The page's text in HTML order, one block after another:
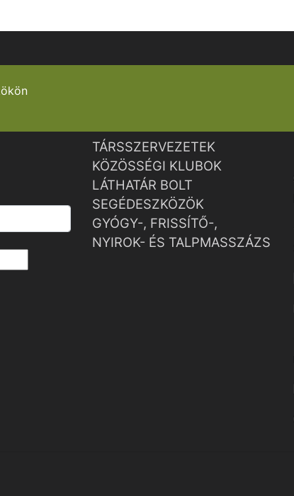
TÁRSSZERVEZETEK
KÖZÖSSÉGI KLUBOK
LÁTHATÁR BOLT
SEGÉDESZKÖZÖK
GYÓGY-, FRISSÍTŐ-,
NYIROK- ÉS TALPMASSZÁZS